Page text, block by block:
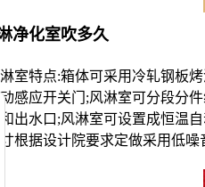
净化室吹多久
室特点:箱体可采用冷轧钢板
动感应开关门;风淋室可分段分
出水口;风淋室可设置成恒温
根据设计院要求定做采用低